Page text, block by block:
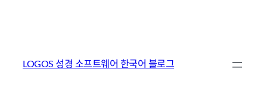
LOGOS 성경 소프트웨어 한국어 블로그